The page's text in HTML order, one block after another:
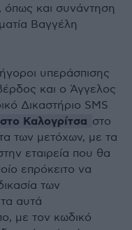
όπως και συνάντηση
Βαγγέλη
υπεράσπισης
και ο Άγγελος
Δικαστήριο SMS
Καλογρίτσα στο
των μετόχων, με τα
εταιρεία που θα
επρόκειτο να
των
αυτά
με τον κωδικό